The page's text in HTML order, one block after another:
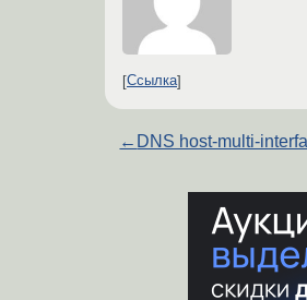
Ссылка
← DNS host-multi-